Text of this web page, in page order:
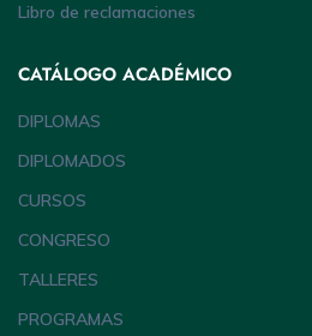
Libro de reclamaciones
CATÁLOGO ACADÉMICO
DIPLOMAS
DIPLOMADOS
CURSOS
CONGRESO
TALLERES
PROGRAMAS